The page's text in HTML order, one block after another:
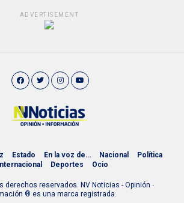
ADVERTISEMENT
Estado En la voz de… Nacional
Política
Internacional
Deportes Ocio
derechos reservados. NV Noticias - Opinión ∙
® es una marca registrada.